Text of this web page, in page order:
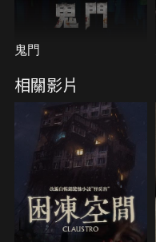
鬼門
相關影片